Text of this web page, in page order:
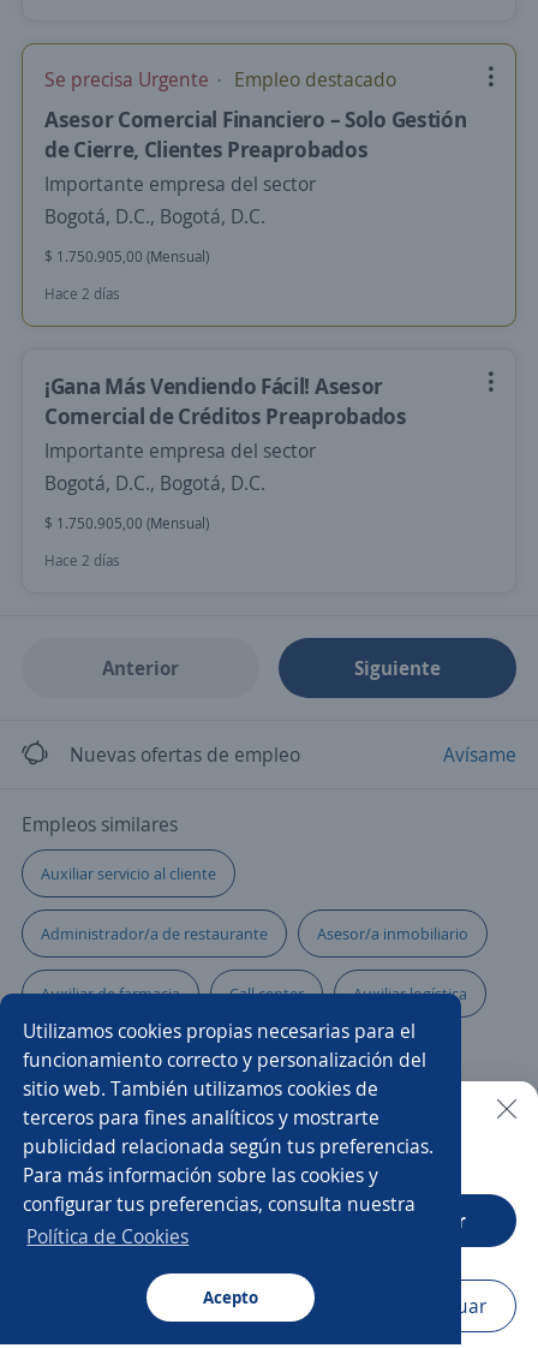
Utilizamos cookies propias necesarias para el
funcionamiento correcto y personalización del
sitio web. También utilizamos cookies de
terceros para fines analíticos y mostrarte
publicidad relacionada según tus preferencias.
Para más información sobre las cookies y
configurar tus preferencias, consulta nuestra
Política de Cookies
Acepto
Buscar Aplicaciones Avisos Favoritos
Se precisa Urgente Empleo destacado
Asesor Comercial Financiero – Solo Gestión
de Cierre, Clientes Preaprobados
Importante empresa del sector
Bogotá, D.C., Bogotá, D.C.
$ 1.750.905,00 (Mensual)
Hace 2 días
¡Gana Más Vendiendo Fácil! Asesor
Comercial de Créditos Preaprobados
Importante empresa del sector
Bogotá, D.C., Bogotá, D.C.
$ 1.750.905,00 (Mensual)
Hace 2 días
Anterior Siguiente
Nuevas ofertas de empleo Avísame
Empleos similares
Auxiliar servicio al cliente
Administrador/a de restaurante Asesor/a inmobiliario
Auxiliar de farmacia Call center Auxiliar logística
Asistente/a administrativo Ejecutivo/a de ventas
Asesor microcrédito Oficial de crédito
Jefe/a de recepción Auxiliar administrativo/a
Gerente administrativo
Gerente de compras
Buscar es más fácil en la app
CT App Abrir
Navegador Continuar